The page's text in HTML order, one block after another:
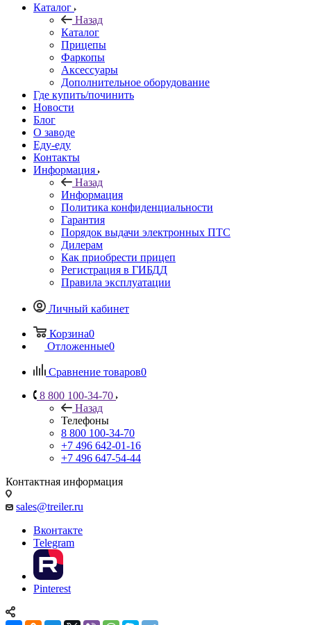
Каталог
Назад
Каталог
Прицепы
Фаркопы
Аксессуары
Дополнительное оборудование
Где купить/починить
Новости
Блог
О заводе
Еду-еду
Контакты
Информация
Назад
Информация
Политика конфиденциальности
Гарантия
Порядок выдачи электронных ПТС
Дилерам
Как приобрести прицеп
Регистрация в ГИБДД
Правила эксплуатации
Личный кабинет
Корзина0
Отложенные0
Сравнение товаров0
8 800 100-34-70
Назад
Телефоны
8 800 100-34-70
+7 496 642-01-16
+7 496 647-54-44
Контактная информация
sales@treiler.ru
Вконтакте
Telegram
Pinterest